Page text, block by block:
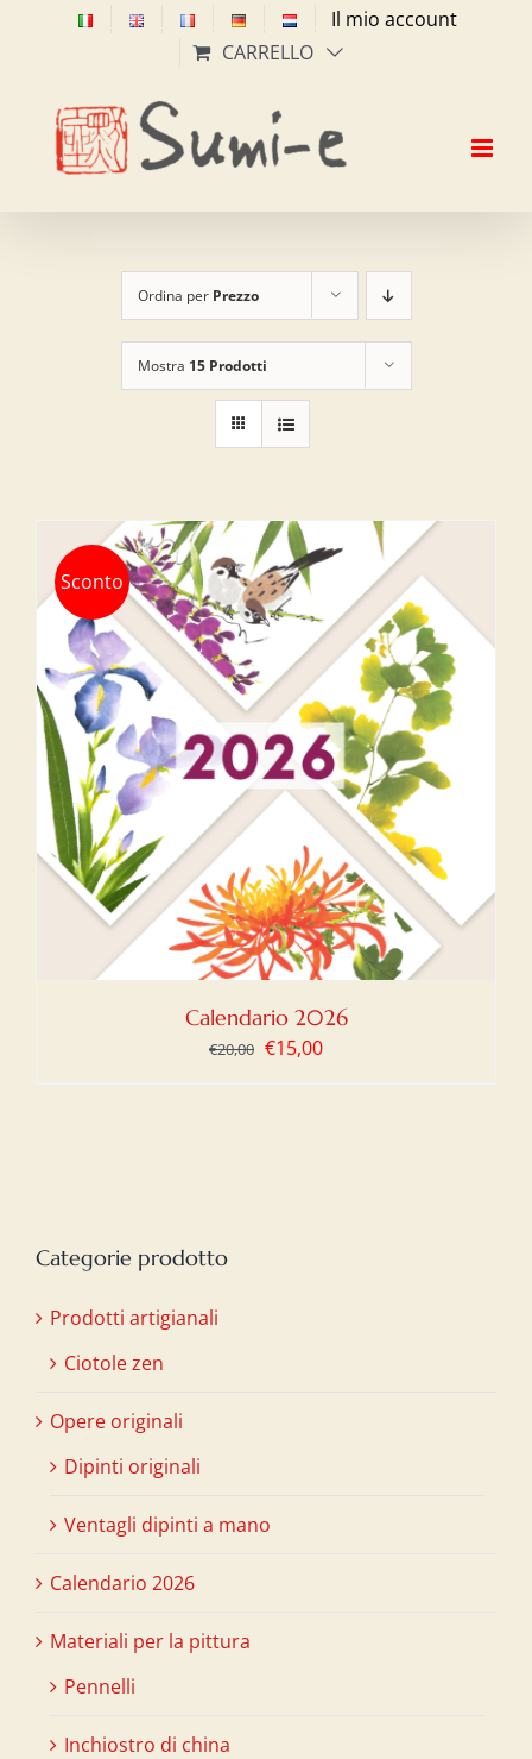
Il mio account
CARRELLO
Ordina per Prezzo
Mostra 15 Prodotti
Sconto
Calendario 2026
€20,00 Il
€15,00Il
Categorie prodotto
Prodotti artigianali
Ciotole zen
Opere originali
Dipinti originali
Ventagli dipinti a mano
Calendario 2026
Materiali per la pittura
Pennelli
Inchiostro di china